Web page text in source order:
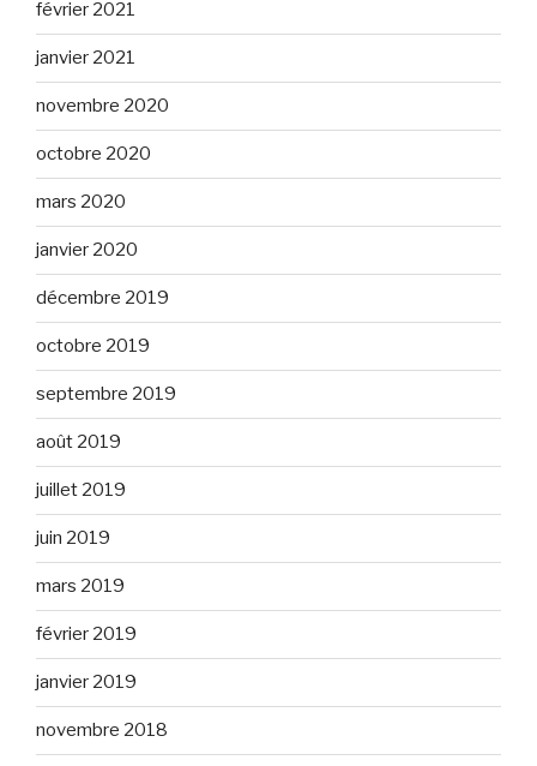
février 2021
janvier 2021
novembre 2020
octobre 2020
mars 2020
janvier 2020
décembre 2019
octobre 2019
septembre 2019
août 2019
juillet 2019
juin 2019
mars 2019
février 2019
janvier 2019
novembre 2018